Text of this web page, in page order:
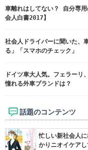
車離れはしてない？ 自分専
会人白書2017】
社会人ドライバーに聞いた、
る」「スマホのチェック」
ドイツ車大人気。フェラー
憧れる外車ブランドは？
話題のコンテンツ
忙しい新社会人
かりニオイケアし